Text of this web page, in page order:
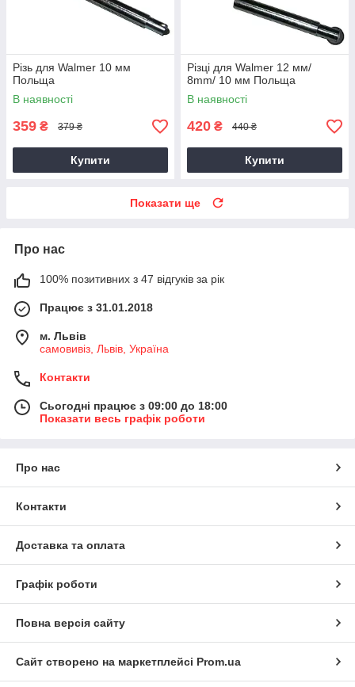
Різь для Walmer 10 мм
Польща
В наявності
359 ₴ 379 ₴
Купити
Різці для Walmer 12 мм/
8mm/ 10 мм Польща
В наявності
420 ₴ 440 ₴
Купити
Показати ще
Про нас
100% позитивних з 47 відгуків за рік
Працює з 31.01.2018
м. Львів
самовивіз, Львів, Україна
Контакти
Сьогодні працює з 09:00 до 18:00
Показати весь графік роботи
Про нас
Контакти
Доставка та оплата
Графік роботи
Повна версія сайту
Сайт створено на маркетплейсі Prom.ua